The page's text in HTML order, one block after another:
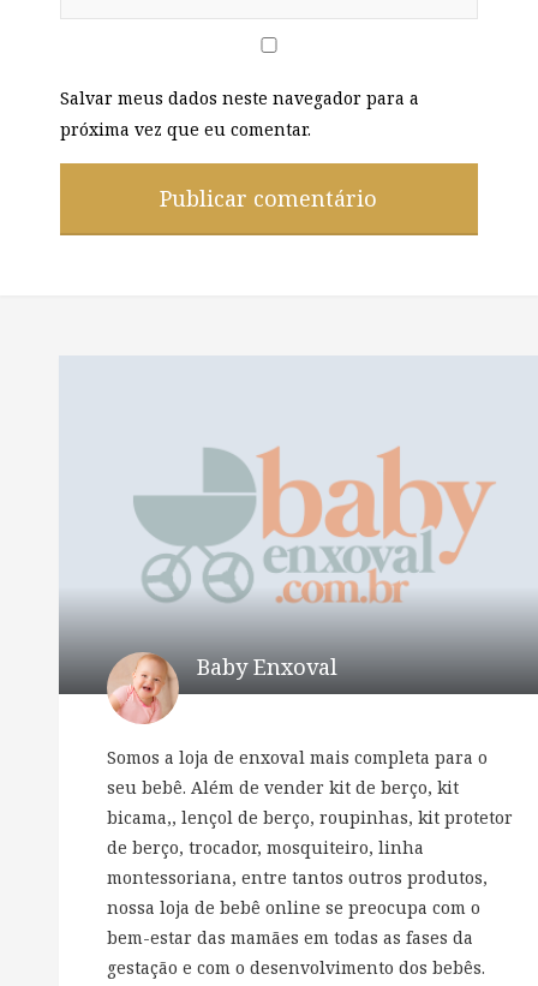
Salvar meus dados neste navegador para a
próxima vez que eu comentar.
Baby Enxoval
Somos a loja de enxoval mais completa para o
seu bebê. Além de vender kit de berço, kit
bicama,, lençol de berço, roupinhas, kit protetor
de berço, trocador, mosquiteiro, linha
montessoriana, entre tantos outros produtos,
nossa loja de bebê online se preocupa com o
bem-estar das mamães em todas as fases da
gestação e com o desenvolvimento dos bebês.